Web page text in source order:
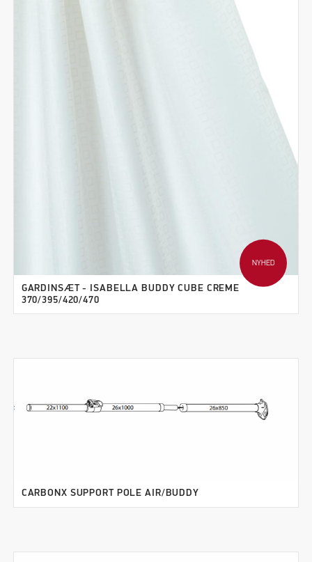
NYHED
GARDINSÆT - ISABELLA BUDDY CUBE CREME
370/395/420/470
CARBONX SUPPORT POLE AIR/BUDDY